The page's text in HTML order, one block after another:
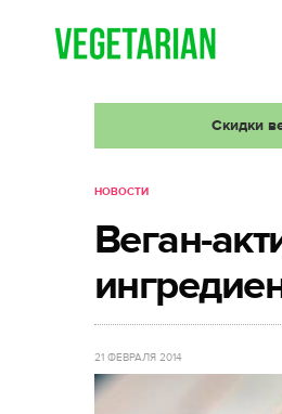
Скидки
НОВОСТИ
Веган-
21 ФЕВРАЛЯ 2014